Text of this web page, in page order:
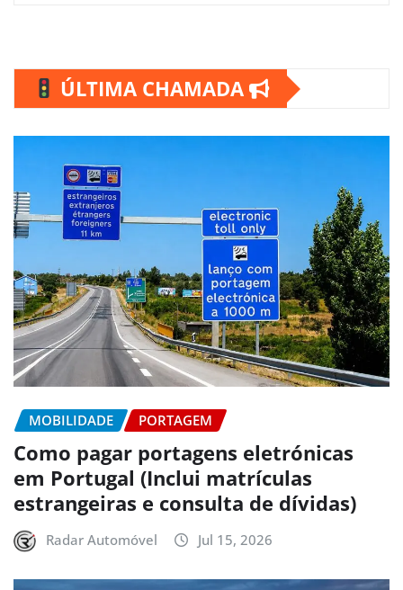
ÚLTIMA CHAMADA
MOBILIDADE PORTAGEM
Como pagar portagens eletrónicas
em Portugal (Inclui matrículas
estrangeiras e consulta de dívidas)
Radar Automóvel Jul 15, 2026